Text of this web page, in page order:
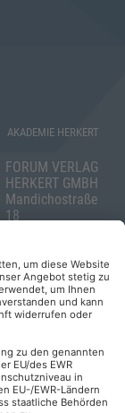
AKADEMIE HERKERT
FORUM VERLAG
HERKERT GMBH
Mandichostraße
18
Telefon: +49
(0)8233 381-123
Telefax: +49
(0)8233 381-222
E-Mail:
herkert.de
Zahlung per
Rechnung